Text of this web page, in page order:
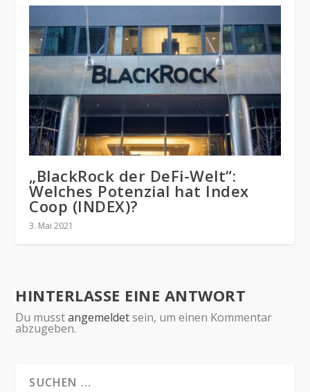
„BlackRock der DeFi-Welt“:
Welches Potenzial hat Index
Coop (INDEX)?
3. Mai 2021
HINTERLASSE EINE ANTWORT
Du musstangemeldetsein, um einen Kommentar
abzugeben.